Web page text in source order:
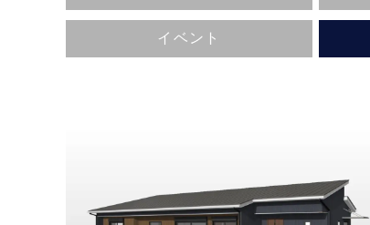
部
新
ォ
イベント